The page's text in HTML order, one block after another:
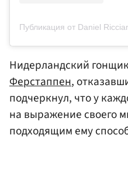
Публикация от Daniel
Нидерландский
Ферстаппен,
подчеркнул, что у
на выражение своего
подходящим ему